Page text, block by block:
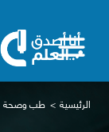
الرئيسية طب وصحة